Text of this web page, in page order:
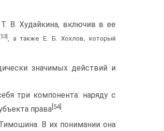
В. Худайкина, включив в ее
[53]
, а также Е. Б. Хохлов, который
значимых действий и
три компонента: наряду с
права [54].
В их понимании она